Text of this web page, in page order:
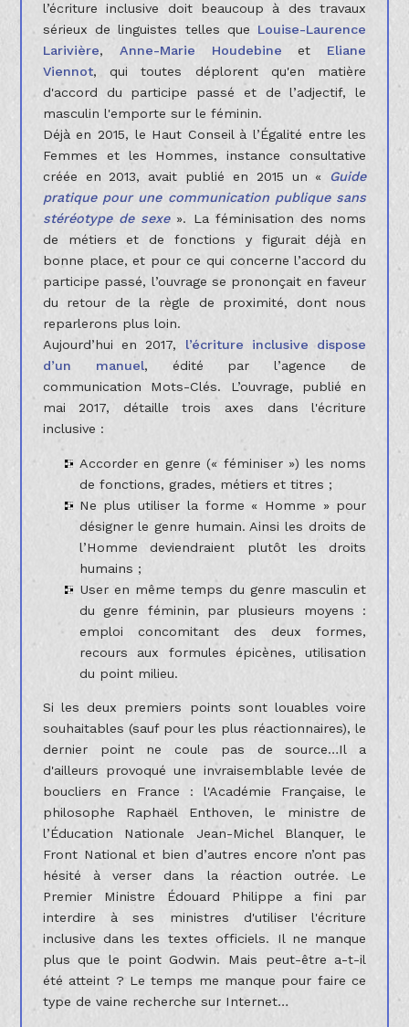
l’écriture inclusive doit beaucoup à des travaux
sérieux de linguistes telles que Louise-Laurence
Larivière, Anne-Marie Houdebine et Eliane
Viennot, qui toutes déplorent qu'en matière
d'accord du participe passé et de l’adjectif, le
masculin l'emporte sur le féminin.
Déjà en 2015, le Haut Conseil à l’Égalité entre les
Femmes et les Hommes, instance consultative
créée en 2013, avait publié en 2015 un «
Guide
pratique pour une communication publique sans
stéréotype de sexe». La féminisation des noms
de métiers et de fonctions y figurait déjà en
bonne place, et pour ce qui concerne l’accord du
participe passé, l’ouvrage se prononçait en faveur
du retour de la règle de proximité, dont nous
reparlerons plus loin.
Aujourd’hui en 2017, l’écriture inclusive dispose
d’un manuel, édité par l’agence de
communication Mots-Clés. L’ouvrage, publié en
mai 2017, détaille trois axes dans l'écriture
inclusive :
Accorder en genre (« féminiser ») les noms
de fonctions, grades, métiers et titres ;
Ne plus utiliser la forme « Homme » pour
désigner le genre humain. Ainsi les droits de
l’Homme deviendraient plutôt les droits
humains ;
User en même temps du genre masculin et
du genre féminin, par plusieurs moyens :
emploi concomitant des deux formes,
recours aux formules épicènes, utilisation
du point milieu.
Si les deux premiers points sont louables voire
souhaitables (sauf pour les plus réactionnaires), le
dernier point ne coule pas de source…Il a
d'ailleurs provoqué une invraisemblable levée de
boucliers en France : l'Académie Française, le
philosophe Raphaël Enthoven, le ministre de
l’Éducation Nationale Jean-Michel Blanquer, le
Front National et bien d’autres encore n’ont pas
hésité à verser dans la réaction outrée. Le
Premier Ministre Édouard Philippe a fini par
interdire à ses ministres d'utiliser l'écriture
inclusive dans les textes officiels. Il ne manque
plus que le point Godwin. Mais peut-être a-t-il
été atteint ? Le temps me manque pour faire ce
type de vaine recherche sur Internet…